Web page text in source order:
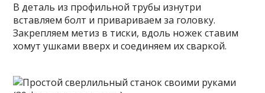
В деталь из профильной трубы изнутри
вставляем болт и привариваем за головку.
Закрепляем метиз в тиски, вдоль ножек ставим
хомут ушками вверх и соединяем их сваркой.